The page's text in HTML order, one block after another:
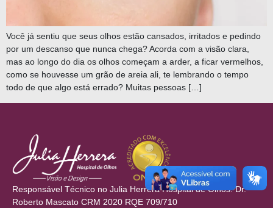
Você já sentiu que seus olhos estão cansados, irritados e pedindo
por um descanso que nunca chega? Acorda com a visão clara,
mas ao longo do dia os olhos começam a arder, a ficar vermelhos,
como se houvesse um grão de areia ali, te lembrando o tempo
todo de que algo está errado? Muitas pessoas […]
Responsável Técnico no Julia Herrera Hospital de Olhos: Dr.
Roberto Mascato CRM 2020 RQE 709/710